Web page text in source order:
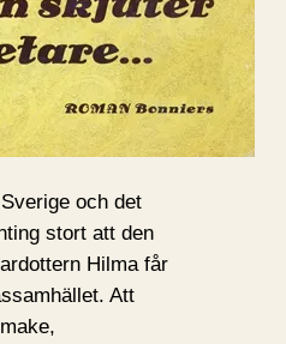
och det
stort att den
Hilma får
Att